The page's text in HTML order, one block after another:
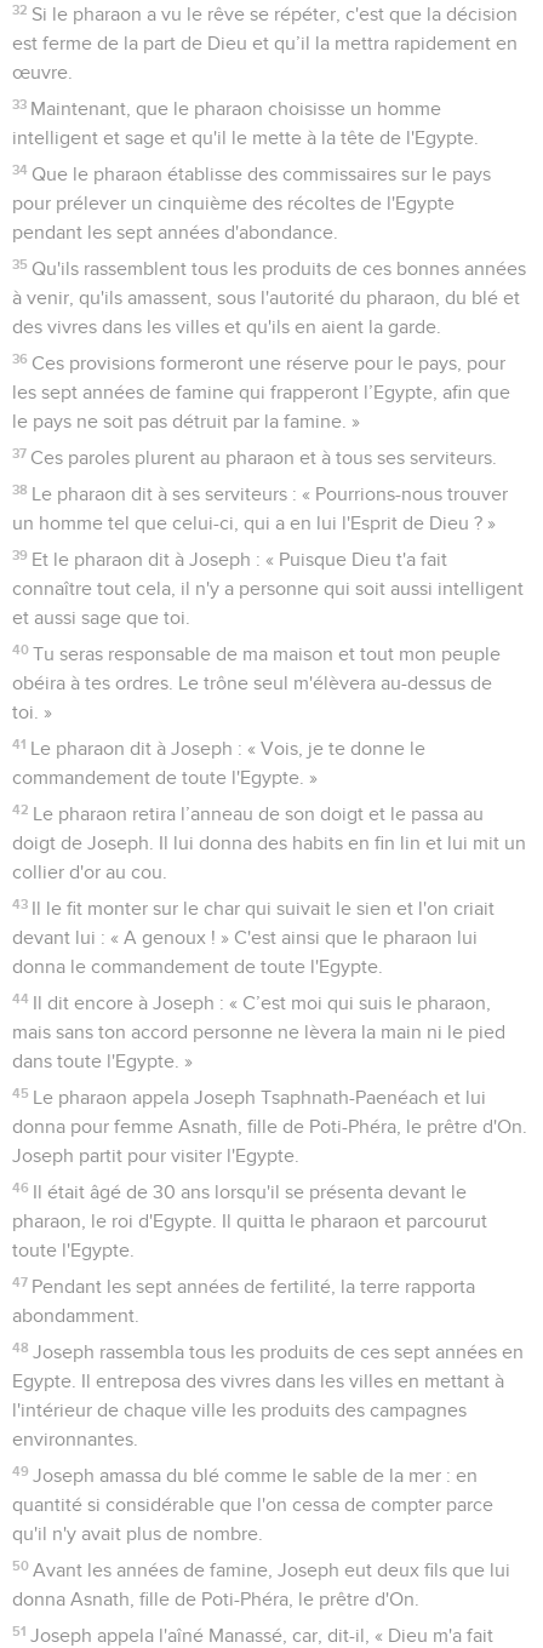
32 Si le pharaon a vu le rêve se répéter, c'est que la décision
est ferme de la part de Dieu et qu’il la mettra rapidement en
œuvre.
33 Maintenant, que le pharaon choisisse un homme
intelligent et sage et qu'il le mette à la tête de l'Egypte.
34 Que le pharaon établisse des commissaires sur le pays
pour prélever un cinquième des récoltes de l'Egypte
pendant les sept années d'abondance.
35 Qu'ils rassemblent tous les produits de ces bonnes années
à venir, qu'ils amassent, sous l'autorité du pharaon, du blé et
des vivres dans les villes et qu'ils en aient la garde.
36 Ces provisions formeront une réserve pour le pays, pour
les sept années de famine qui frapperont l’Egypte, afin que
le pays ne soit pas détruit par la famine. »
37 Ces paroles plurent au pharaon et à tous ses serviteurs.
38 Le pharaon dit à ses serviteurs : « Pourrions-nous trouver
un homme tel que celui-ci, qui a en lui l'Esprit de Dieu ? »
39 Et le pharaon dit à Joseph : « Puisque Dieu t'a fait
connaître tout cela, il n'y a personne qui soit aussi intelligent
et aussi sage que toi.
40 Tu seras responsable de ma maison et tout mon peuple
obéira à tes ordres. Le trône seul m'élèvera au-dessus de
toi. »
41 Le pharaon dit à Joseph : « Vois, je te donne le
commandement de toute l'Egypte. »
42 Le pharaon retira l’anneau de son doigt et le passa au
doigt de Joseph. Il lui donna des habits en fin lin et lui mit un
collier d'or au cou.
43 Il le fit monter sur le char qui suivait le sien et l'on criait
devant lui : « A genoux ! » C'est ainsi que le pharaon lui
donna le commandement de toute l'Egypte.
44 Il dit encore à Joseph : « C’est moi qui suis le pharaon,
mais sans ton accord personne ne lèvera la main ni le pied
dans toute l'Egypte. »
45 Le pharaon appela Joseph Tsaphnath-Paenéach et lui
donna pour femme Asnath, fille de Poti-Phéra, le prêtre d'On.
Joseph partit pour visiter l'Egypte.
46 Il était âgé de 30 ans lorsqu'il se présenta devant le
pharaon, le roi d'Egypte. Il quitta le pharaon et parcourut
toute l'Egypte.
47 Pendant les sept années de fertilité, la terre rapporta
abondamment.
48 Joseph rassembla tous les produits de ces sept années en
Egypte. Il entreposa des vivres dans les villes en mettant à
l'intérieur de chaque ville les produits des campagnes
environnantes.
49 Joseph amassa du blé comme le sable de la mer : en
quantité si considérable que l'on cessa de compter parce
qu'il n'y avait plus de nombre.
50 Avant les années de famine, Joseph eut deux fils que lui
donna Asnath, fille de Poti-Phéra, le prêtre d'On.
51 Joseph appela l'aîné Manassé, car, dit-il, « Dieu m'a fait